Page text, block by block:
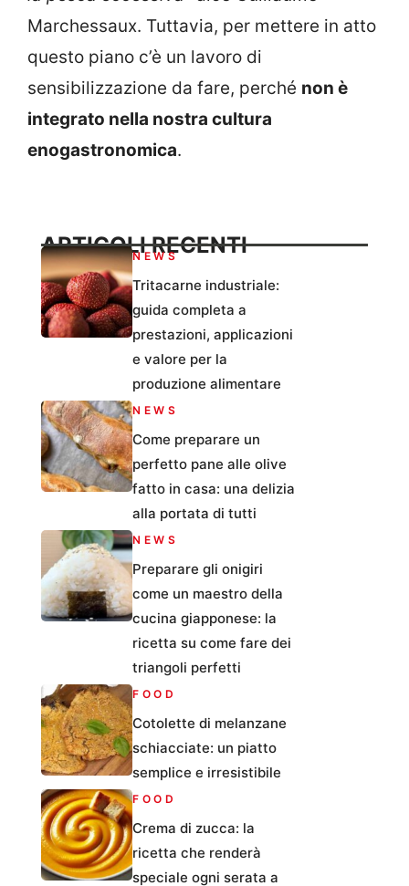
Marchessaux. Tuttavia, per mettere in atto
questo piano c’è un lavoro di
sensibilizzazione da fare, perché non è
integrato nella nostra cultura
enogastronomica.
ARTICOLI RECENTI
NEWS
Tritacarne industriale:
guida completa a
prestazioni, applicazioni
e valore per la
produzione alimentare
NEWS
Come preparare un
perfetto pane alle olive
fatto in casa: una delizia
alla portata di tutti
NEWS
Preparare gli onigiri
come un maestro della
cucina giapponese: la
ricetta su come fare dei
triangoli perfetti
FOOD
Cotolette di melanzane
schiacciate: un piatto
semplice e irresistibile
FOOD
Crema di zucca: la
ricetta che renderà
speciale ogni serata a